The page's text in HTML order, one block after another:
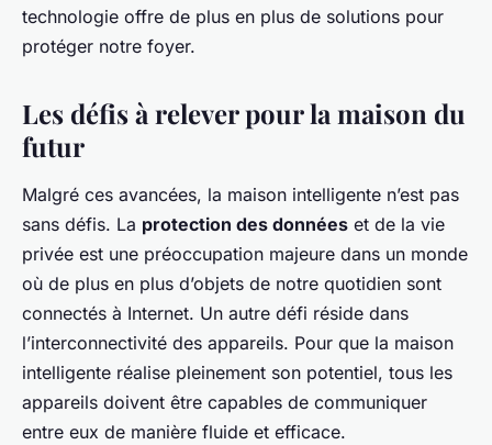
technologie offre de plus en plus de solutions pour
protéger notre foyer.
Les défis à relever pour la maison du
futur
Malgré ces avancées, la maison intelligente n’est pas
sans défis. La protection des données et de la vie
privée est une préoccupation majeure dans un monde
où de plus en plus d’objets de notre quotidien sont
connectés à Internet. Un autre défi réside dans
l’interconnectivité des appareils. Pour que la maison
intelligente réalise pleinement son potentiel, tous les
appareils doivent être capables de communiquer
entre eux de manière fluide et efficace.